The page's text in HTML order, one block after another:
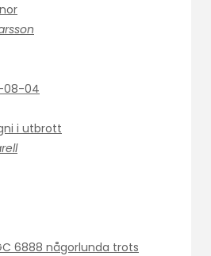
08-04
i utbrott
6888 någorlunda trots